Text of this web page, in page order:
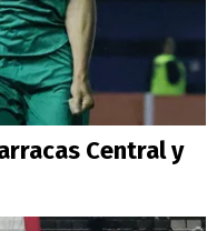
Central y